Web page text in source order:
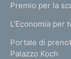
Premio per la
L'Economia per
Portale di
Palazzo Koch